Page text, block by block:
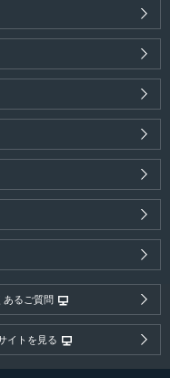
あるご質問
イトを見る